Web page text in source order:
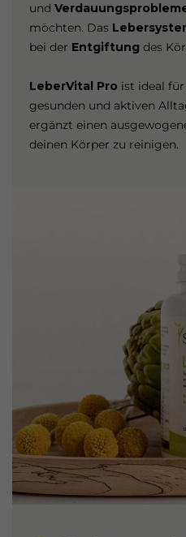
und
möchten. Das
bei der Entgiftung des
LeberVital Pro ist ideal
gesunden und aktiven
ergänzt einen
deinen Körper zu reinigen.